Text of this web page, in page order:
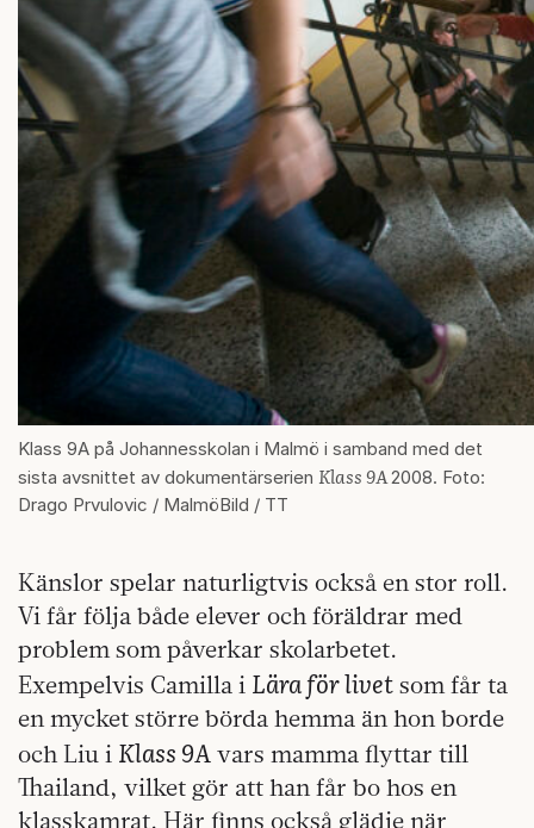
Klass 9A på Johannesskolan i Malmö i samband med det
sista avsnittet av dokumentärserien Klass 9A2008. Foto:
Drago Prvulovic / MalmöBild / TT
Känslor spelar naturligtvis också en stor roll.
Vi får följa både elever och föräldrar med
problem som påverkar skolarbetet.
Exempelvis Camilla i Lära för livet som får ta
en mycket större börda hemma än hon borde
och Liu i Klass 9A vars mamma flyttar till
Thailand, vilket gör att han får bo hos en
klasskamrat. Här finns också glädje när